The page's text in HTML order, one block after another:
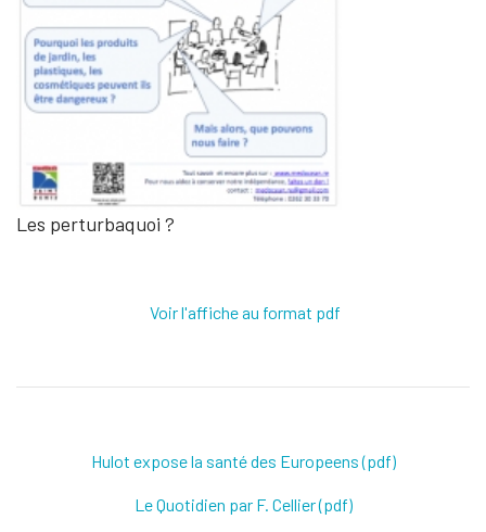
Les perturbaquoi ?
Voir l'affiche au format pdf
Hulot expose la santé des Europeens (pdf)
Le Quotidien par F. Cellier (pdf)